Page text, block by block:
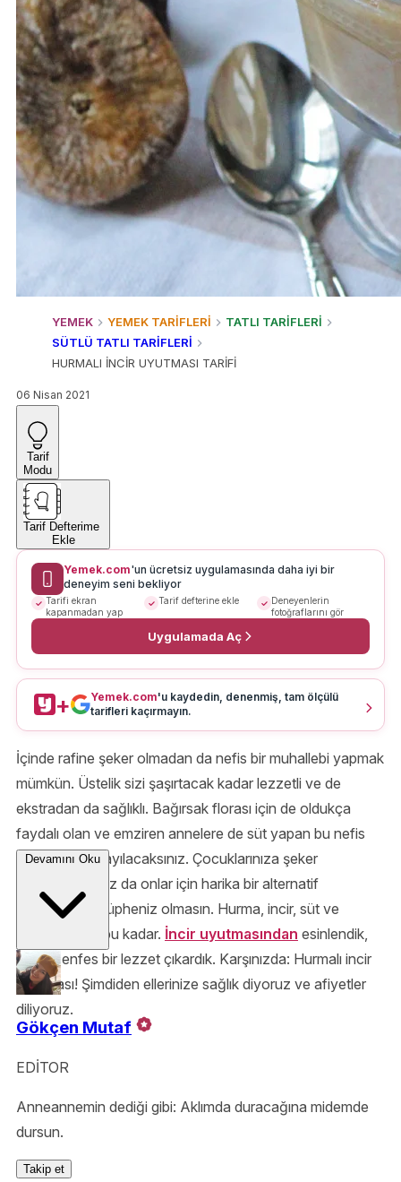
YEMEK YEMEK TARİFLERİ
TATLI TARİFLERİ
SÜTLÜ TATLI TARİFLERİ
HURMALI İNCİR UYUTMASI TARİFİ
06 Nisan 2021
Tarif
Modu
Tarif Defterime
Ekle
Yemek.com'un ücretsiz uygulamasında daha iyi bir
deneyim seni bekliyor
Tarifi ekran
kapanmadan yap
Tarif defterine ekle
Deneyenlerin
fotoğraflarını gör
Uygulamada Aç
+ Yemek.com'u kaydedin, denenmiş, tam ölçülü
tarifleri kaçırmayın.
İçinde rafine şeker olmadan da nefis bir muhallebi yapmak
mümkün. Üstelik sizi şaşırtacak kadar lezzetli ve de
ekstradan da sağlıklı. Bağırsak florası için de oldukça
faydalı olan ve emziren annelere de süt yapan bu nefis
muhallebiye bayılacaksınız. Çocuklarınıza şeker
yedirmiyorsanız da onlar için harika bir alternatif
olacağından şüpheniz olmasın. Hurma, incir, süt ve
nişasta hepsi bu kadar. İncir uyutmasından esinlendik,
ortaya enfes bir lezzet çıkardık. Karşınızda: Hurmalı incir
uyutması! Şimdiden ellerinize sağlık diyoruz ve afiyetler
diliyoruz.
Devamını Oku
Gökçen Mutaf
EDİTOR
Anneannemin dediği gibi: Aklımda duracağına midemde
dursun.
Takip et